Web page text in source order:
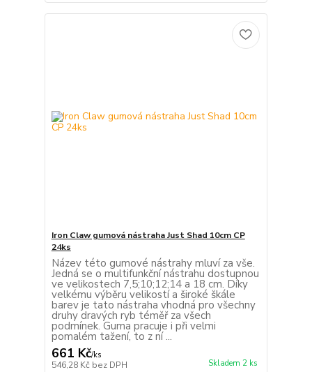
Iron Claw gumová nástraha Just Shad 10cm CP
24ks
Název této gumové nástrahy mluví za vše.
Jedná se o multifunkční nástrahu dostupnou
ve velikostech 7,5;10;12;14 a 18 cm. Díky
velkému výběru velikostí a široké škále
barev je tato nástraha vhodná pro všechny
druhy dravých ryb téměř za všech
podmínek. Guma pracuje i při velmi
pomalém tažení, to z ní ...
661 Kč/ks
546,28 Kč bez DPH Skladem 2 ks